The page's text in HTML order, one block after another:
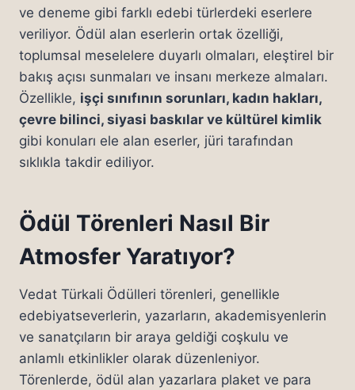
ve deneme gibi farklı edebi türlerdeki eserlere
veriliyor. Ödül alan eserlerin ortak özelliği,
toplumsal meselelere duyarlı olmaları, eleştirel bir
bakış açısı sunmaları ve insanı merkeze almaları.
Özellikle, işçi sınıfının sorunları, kadın hakları,
çevre bilinci, siyasi baskılar ve kültürel kimlik
gibi konuları ele alan eserler, jüri tarafından
sıklıkla takdir ediliyor.
Ödül Törenleri Nasıl Bir
Atmosfer Yaratıyor?
Vedat Türkali Ödülleri törenleri, genellikle
edebiyatseverlerin, yazarların, akademisyenlerin
ve sanatçıların bir araya geldiği coşkulu ve
anlamlı etkinlikler olarak düzenleniyor.
Törenlerde, ödül alan yazarlara plaket ve para